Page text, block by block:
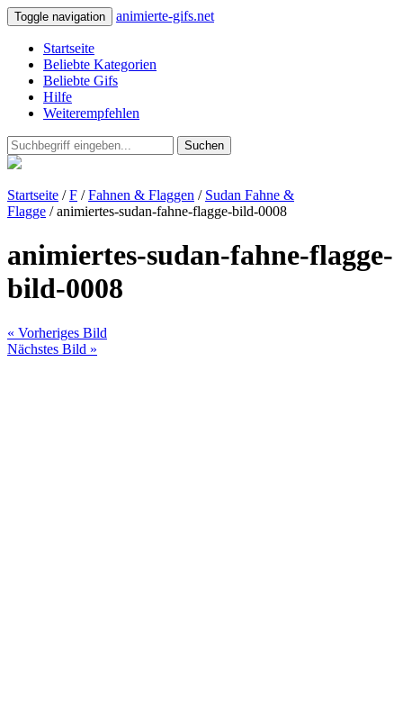
Toggle navigation animierte-gifs.net
Startseite
Beliebte Kategorien
Beliebte Gifs
Hilfe
Weiterempfehlen
Suchen
Startseite /F /Fahnen & Flaggen / Sudan Fahne &
Flagge / animiertes-sudan-fahne-flagge-bild-0008
animiertes-sudan-fahne-flagge-
bild-0008
« Vorheriges Bild
Nächstes Bild »